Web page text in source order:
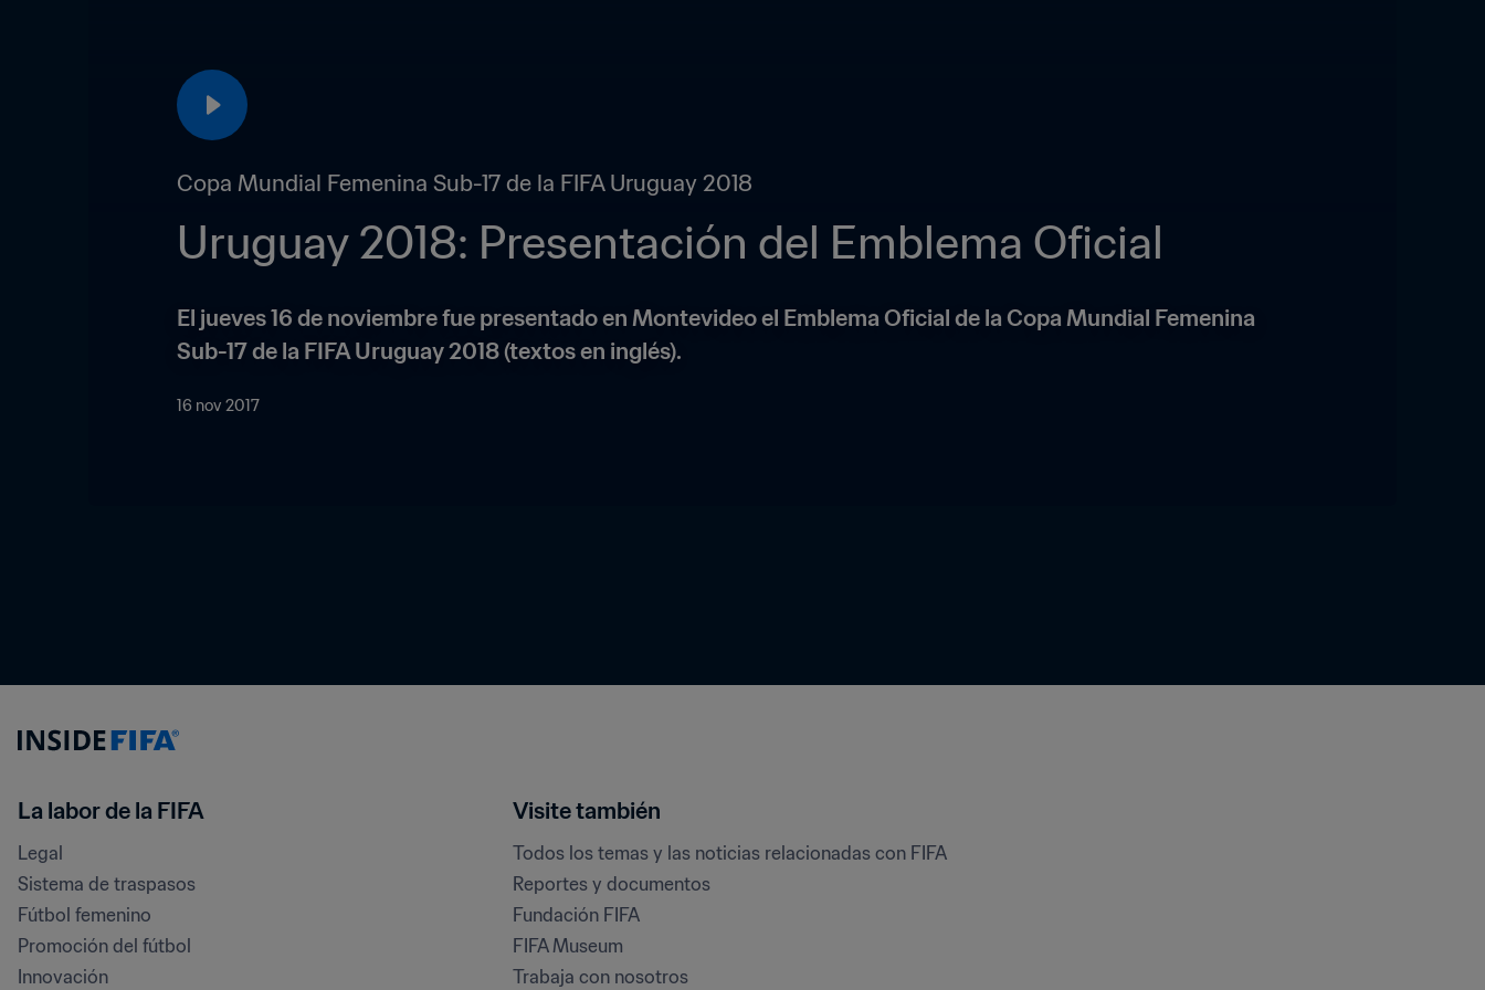
Copa Mundial Femenina Sub-17 de la FIFA Uruguay 2018
Uruguay 2018: Presentación del Emblema Oficial
El jueves 16 de noviembre fue presentado en Montevideo el Emblema Oficial de la Copa Mundial Femenina
Sub-17 de la FIFA Uruguay 2018 (textos en inglés).
16 nov 2017
La labor de la FIFA
Legal
Sistema de traspasos
Fútbol femenino
Promoción del fútbol
Innovación
Visite también
Todos los temas y las noticias relacionadas con FIFA
Reportes y documentos
Fundación FIFA
FIFA Museum
Trabaja con nosotros